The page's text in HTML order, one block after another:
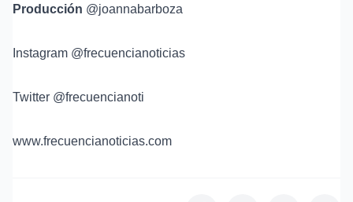
Producción ⁠@joannabarboza⁠
Instagram @frecuencianoticias
Twitter @frecuencianoti
⁠www.frecuencianoticias.com